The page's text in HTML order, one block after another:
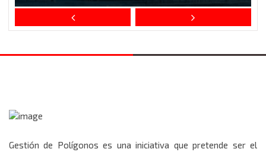
Gestión de Polígonos es una iniciativa que pretende ser el